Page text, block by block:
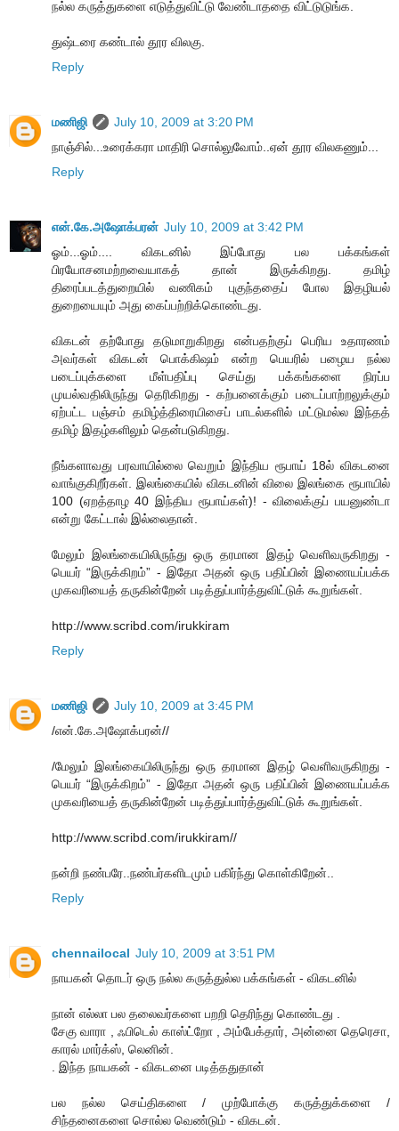
நல்ல கருத்துகளை எடுத்துவிட்டு வேண்டாததை விட்டுடுங்க.
துஷ்டரை கண்டால் தூர விலகு.
Reply
மணிஜி
July 10, 2009 at 3:20 PM
நாஞ்சில்...உரைக்கரா மாதிரி சொல்லுவோம்..ஏன் தூர விலகணும்...
Reply
என்.கே.அஷோக்பரன் July 10, 2009 at 3:42 PM
ஓம்...ஓம்.... விகடனில் இப்போது பல பக்கங்கள்
பிரயோசனமற்றவையாகத் தான் இருக்கிறது. தமிழ்
திரைப்படத்துறையில் வணிகம் புகுந்ததைப் போல இதழியல்
துறையையும் அது கைப்பற்றிக்கொண்டது.
விகடன் தற்போது தடுமாறுகிறது என்பதற்குப் பெரிய உதாரணம்
அவர்கள் விகடன் பொக்கிஷம் என்ற பெயரில் பழைய நல்ல
படைப்புக்களை மீள்பதிப்பு செய்து பக்கங்களை நிரப்ப
முயல்வதிலிருந்து தெரிகிறது - கற்பனைக்கும் படைப்பாற்றலுக்கும்
ஏற்பட்ட பஞ்சம் தமிழ்த்திரையிசைப் பாடல்களில் மட்டுமல்ல இந்தத்
தமிழ் இதழ்களிலும் தென்படுகிறது.
நீங்களாவது பரவாயில்லை வெறும் இந்திய ரூபாய் 18ல் விகடனை
வாங்குகிறீர்கள். இலங்கையில் விகடனின் விலை இலங்கை ரூபாயில்
100 (ஏறத்தாழ 40 இந்திய ரூபாய்கள்)! - விலைக்குப் பயனுண்டா
என்று கேட்டால் இல்லைதான்.
மேலும் இலங்கையிலிருந்து ஒரு தரமான இதழ் வெளிவருகிறது -
பெயர் “இருக்கிறம்” - இதோ அதன் ஒரு பதிப்பின் இணையப்பக்க
முகவரியைத் தருகின்றேன் படித்துப்பார்த்துவிட்டுக் கூறுங்கள்.
http://www.scribd.com/irukkiram
Reply
மணிஜி
July 10, 2009 at 3:45 PM
/என்.கே.அஷோக்பரன்//
/மேலும் இலங்கையிலிருந்து ஒரு தரமான இதழ் வெளிவருகிறது -
பெயர் “இருக்கிறம்” - இதோ அதன் ஒரு பதிப்பின் இணையப்பக்க
முகவரியைத் தருகின்றேன் படித்துப்பார்த்துவிட்டுக் கூறுங்கள்.
http://www.scribd.com/irukkiram//
நன்றி நண்பரே..நண்பர்களிடமும் பகிர்ந்து கொள்கிறேன்..
Reply
chennailocal July 10, 2009 at 3:51 PM
நாயகன் தொடர் ஒரு நல்ல கருத்துல்ல பக்கங்கள் - விகடனில்
நான் எல்லா பல தலைவர்களை பறறி தெரிந்து கொண்டது .
சேகு வாரா , ஃபிடெல் காஸ்ட்றோ , அம்பேக்தார், அன்னை தெரெசா,
காரல் மார்க்ஸ், லெனின்.
. இந்த நாயகன் - விகடனை படித்ததுதான்
பல நல்ல செய்திகளை / முற்போக்கு கருத்துக்களை /
சிந்தனைகளை சொல்ல வெண்டும் - விகடன்.